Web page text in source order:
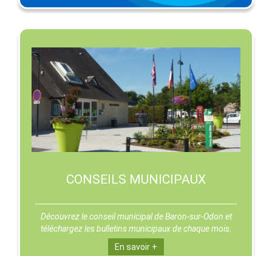
CONSEILS MUNICIPAUX
Découvrez le conseil municipal de Baron-sur-Odon et
téléchargez les bulletins municipaux de chaque mois.
En savoir +